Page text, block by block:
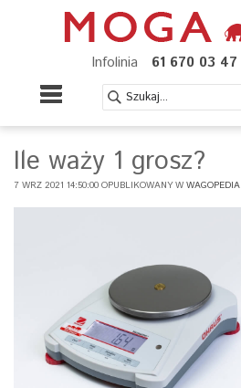
Infolinia 61 670 03 47
Ile waży 1 grosz?
7 WRZ 2021 14:50:00 OPUBLIKOWANY W WAGOPEDIA